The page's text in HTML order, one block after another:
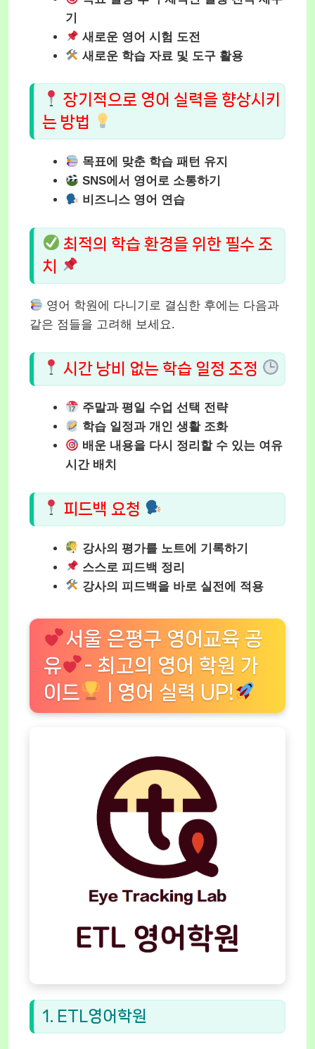
기
새로운 영어 시험 도전
새로운 학습 자료 및 도구 활용
장기적으로 영어 실력을 향상시키
는 방법
목표에 맞춘 학습 패턴 유지
SNS에서 영어로 소통하기
비즈니스 영어 연습
최적의 학습 환경을 위한 필수 조
치
영어 학원에 다니기로 결심한 후에는 다음과
같은 점들을 고려해 보세요.
시간 낭비 없는 학습 일정 조정
주말과 평일 수업 선택 전략
학습 일정과 개인 생활 조화
배운 내용을 다시 정리할 수 있는 여유
시간 배치
피드백 요청
강사의 평가를 노트에 기록하기
스스로 피드백 정리
강사의 피드백을 바로 실전에 적용
서울 은평구 영어교육 공
유
- 최고의 영어 학원 가
이드
| 영어 실력 UP!
1. ETL영어학원